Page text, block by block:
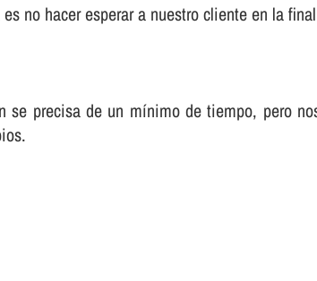
no hacer esperar a nuestro cliente en la
se precisa de un mí­nimo de tiempo, pero